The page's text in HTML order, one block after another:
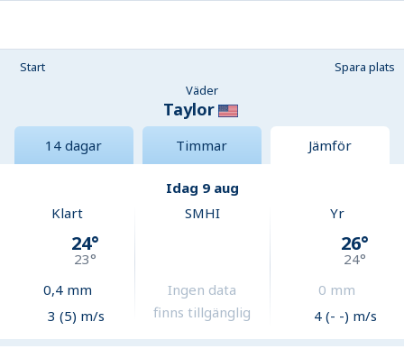
Start
Spara plats
Väder
Taylor
14 dagar Timmar Jämför
Idag 9 aug
Klart
24°
23°
0,4mm
3 (5) m/s
SMHI
Ingen data
finns tillgänglig
Yr
26°
24°
0 mm
4 (- -) m/s